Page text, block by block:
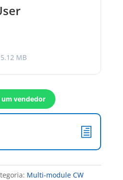
5.12 MB
vendedor
Multi-module CW